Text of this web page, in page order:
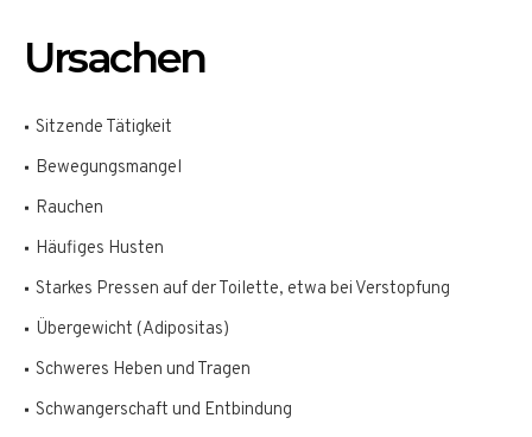
Ursachen
Sitzende Tätigkeit
Bewegungsmangel
Rauchen
Häufiges Husten
Starkes Pressen auf der Toilette, etwa bei Verstopfung
Übergewicht (Adipositas)
Schweres Heben und Tragen
Schwangerschaft und Entbindung